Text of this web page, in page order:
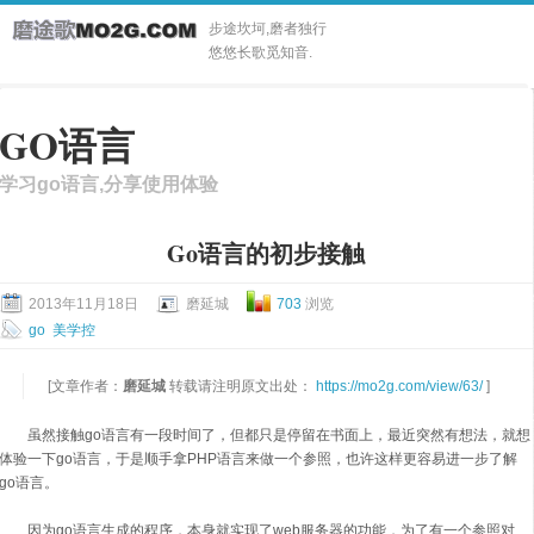
步途坎坷,磨者独行
悠悠长歌觅知音.
GO语言
学习go语言,分享使用体验
Go语言的初步接触
2013年11月18日 磨延城 703 浏览
go 美学控
[文章作者： 磨延城 转载请注明原文出处： https://mo2g.com/view/63/]
虽然接触go语言有一段时间了，但都只是停留在书面上，最近突然有想法，就想
体验一下go语言，于是顺手拿PHP语言来做一个参照，也许这样更容易进一步了解
go语言。
因为go语言生成的程序，本身就实现了web服务器的功能，为了有一个参照对